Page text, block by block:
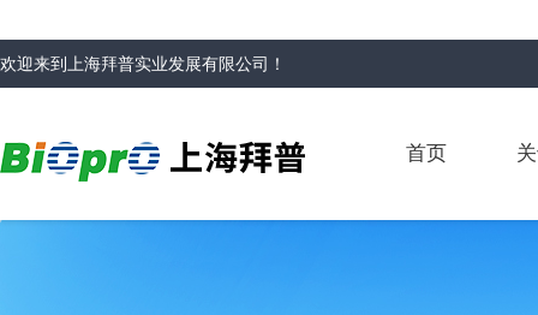
欢迎来到 上海拜普实业发展有限公司 ！
首页